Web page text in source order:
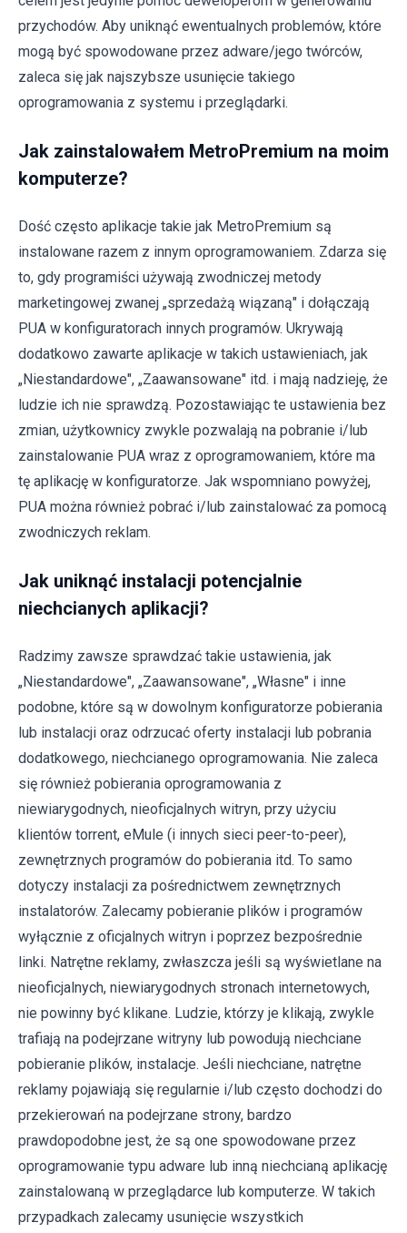
przychodów. Aby uniknąć ewentualnych problemów, które
mogą być spowodowane przez adware/jego twórców,
zaleca się jak najszybsze usunięcie takiego
oprogramowania z systemu i przeglądarki.
Jak zainstalowałem MetroPremium na moim
komputerze?
Dość często aplikacje takie jak MetroPremium są
instalowane razem z innym oprogramowaniem. Zdarza się
to, gdy programiści używają zwodniczej metody
marketingowej zwanej „sprzedażą wiązaną" i dołączają
PUA w konfiguratorach innych programów. Ukrywają
dodatkowo zawarte aplikacje w takich ustawieniach, jak
„Niestandardowe", „Zaawansowane" itd. i mają nadzieję, że
ludzie ich nie sprawdzą. Pozostawiając te ustawienia bez
zmian, użytkownicy zwykle pozwalają na pobranie i/lub
zainstalowanie PUA wraz z oprogramowaniem, które ma
tę aplikację w konfiguratorze. Jak wspomniano powyżej,
PUA można również pobrać i/lub zainstalować za pomocą
zwodniczych reklam.
Jak uniknąć instalacji potencjalnie
niechcianych aplikacji?
Radzimy zawsze sprawdzać takie ustawienia, jak
„Niestandardowe", „Zaawansowane", „Własne" i inne
podobne, które są w dowolnym konfiguratorze pobierania
lub instalacji oraz odrzucać oferty instalacji lub pobrania
dodatkowego, niechcianego oprogramowania. Nie zaleca
się również pobierania oprogramowania z
niewiarygodnych, nieoficjalnych witryn, przy użyciu
klientów torrent, eMule (i innych sieci peer-to-peer),
zewnętrznych programów do pobierania itd. To samo
dotyczy instalacji za pośrednictwem zewnętrznych
instalatorów. Zalecamy pobieranie plików i programów
wyłącznie z oficjalnych witryn i poprzez bezpośrednie
linki. Natrętne reklamy, zwłaszcza jeśli są wyświetlane na
nieoficjalnych, niewiarygodnych stronach internetowych,
nie powinny być klikane. Ludzie, którzy je klikają, zwykle
trafiają na podejrzane witryny lub powodują niechciane
pobieranie plików, instalacje. Jeśli niechciane, natrętne
reklamy pojawiają się regularnie i/lub często dochodzi do
przekierowań na podejrzane strony, bardzo
prawdopodobne jest, że są one spowodowane przez
oprogramowanie typu adware lub inną niechcianą aplikację
zainstalowaną w przeglądarce lub komputerze. W takich
przypadkach zalecamy usunięcie wszystkich